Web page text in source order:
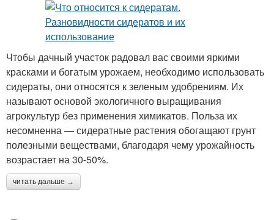
Чтобы дачный участок радовал вас своими яркими
красками и богатым урожаем, необходимо использовать
сидераты, они относятся к зеленым удобрениям. Их
называют основой экологичного выращивания
агрокультур без применения химикатов. Польза их
несомненна — сидератные растения обогащают грунт
полезными веществами, благодаря чему урожайность
возрастает на 30-50%.
читать дальше →